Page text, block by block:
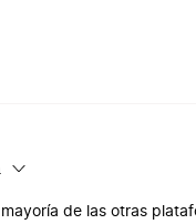
de las otras